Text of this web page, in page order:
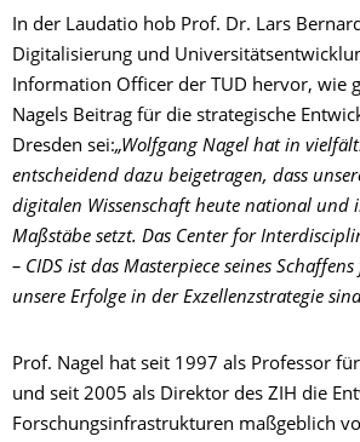
In der Laudatio hob Prof. Dr. Lars
Digitalisierung und
Information Officer der TUD hervor, wie
Nagels Beitrag für die strategische
Dresden sei:„Wolfgang Nagel hat in
entscheidend dazu beigetragen, dass
digitalen Wissenschaft heute national und
Maßstäbe setzt. Das Center for
– CIDS ist das Masterpiece seines
unsere Erfolge in der Exzellenzstrategie
Prof. Nagel hat seit 1997 als Professor
und seit 2005 als Direktor des ZIH die
Forschungsinfrastrukturen maßgeblich